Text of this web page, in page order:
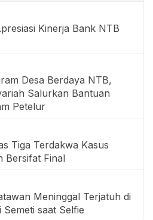
Kinerja Bank NTB
Desa Berdaya NTB,
Salurkan Bantuan
Petelur
Tiga Terdakwa Kasus
Bersifat Final
Meninggal Terjatuh di
Semeti saat Selfie